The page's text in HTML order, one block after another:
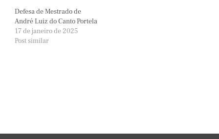
Defesa de Mestrado de
André Luiz do Canto Portela
17 de janeiro de 2025
Post similar